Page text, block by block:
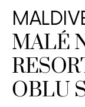
MALÉ
OBLU